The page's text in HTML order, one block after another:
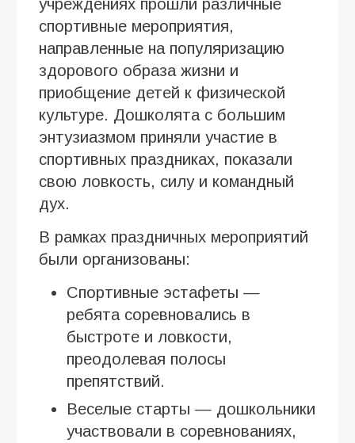
учреждениях прошли различные
спортивные мероприятия,
направленные на популяризацию
здорового образа жизни и
приобщение детей к физической
культуре. Дошколята с большим
энтузиазмом приняли участие в
спортивных праздниках, показали
свою ловкость, силу и командный
дух.
В рамках праздничных мероприятий
были организованы:
Спортивные эстафеты —
ребята соревновались в
быстроте и ловкости,
преодолевая полосы
препятствий.
Веселые старты — дошкольники
участвовали в соревнованиях,